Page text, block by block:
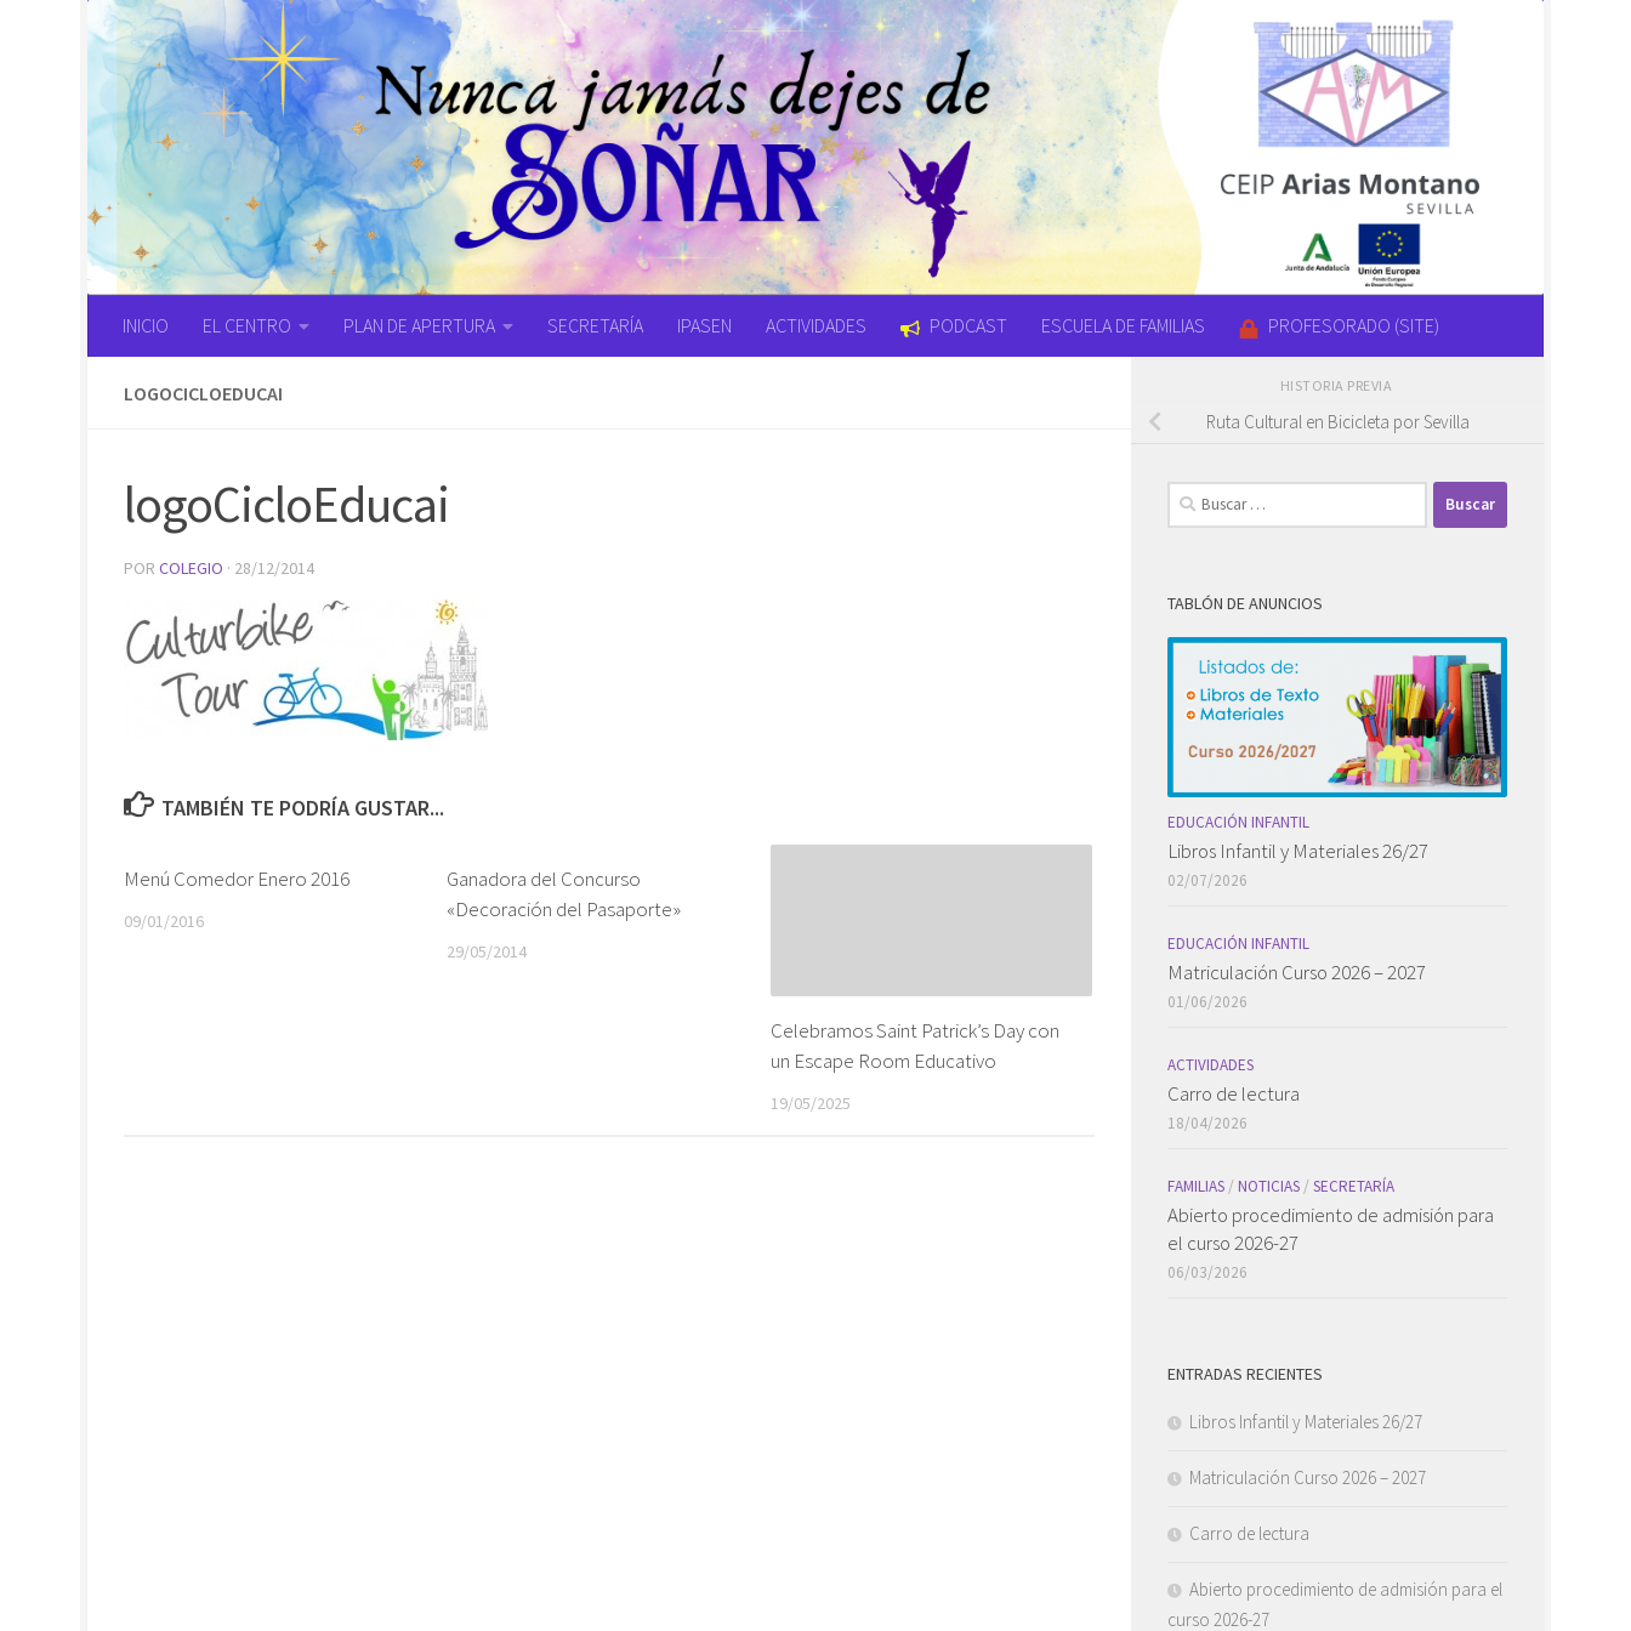
Saltar al contenido
INICIO EL CENTRO PLAN DE APERTURA SECRETARÍA IPASEN ACTIVIDADES PODCAST ESCUELA DE FAMILIAS PROFESORADO (SITE)
LOGOCICLOEDUCAI
logoCicloEducai
POR COLEGIO · 28/12/2014
TAMBIÉN TE PODRÍA GUSTAR...
Menú Comedor Enero 2016
09/01/2016
Ganadora del Concurso
«Decoración del Pasaporte»
29/05/2014
Celebramos Saint Patrick’s Day con
un Escape Room Educativo
19/05/2025
HISTORIA PREVIA
Ruta Cultural en Bicicleta por Sevilla
Buscar:
TABLÓN DE ANUNCIOS
EDUCACIÓN INFANTIL
Libros Infantil y Materiales 26/27
02/07/2026
EDUCACIÓN INFANTIL
Matriculación Curso 2026 – 2027
01/06/2026
ACTIVIDADES
Carro de lectura
18/04/2026
FAMILIAS / NOTICIAS / SECRETARÍA
Abierto procedimiento de admisión para
el curso 2026-27
06/03/2026
ENTRADAS RECIENTES
Libros Infantil y Materiales 26/27
Matriculación Curso 2026 – 2027
Carro de lectura
Abierto procedimiento de admisión para el
curso 2026-27